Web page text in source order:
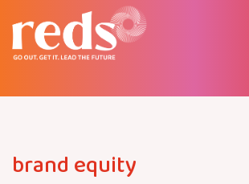
para
conteúdo
brand equity